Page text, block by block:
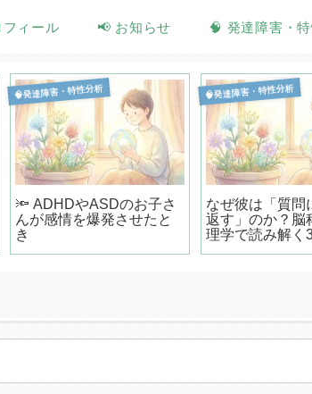
ィール 📢 お知らせ 🧠 発達障害・
🧠発達障害・特性分析
🔦 ADHDやASDのお子さ
んが感情を爆発させたと
き
🧠発達障害・特性分析
なぜ彼は「質問
返す」のか？脳
理学で読み解く